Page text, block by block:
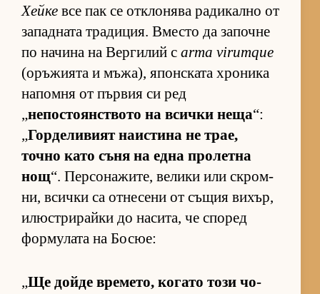
Хейке все пак се от­к­ло­нява ра­ди­кално от
за­пад­ната тра­ди­ция. Вместо да за­почне
по на­чина на Вер­ги­лий с arma virumque
(о­ръ­жи­ята и мъ­жа), япон­с­ката хро­ника
на­помня от пър­вия си ред
„не­пос­то­ян­с­т­вото на всички неща“:
„Гор­де­ли­вият на­ис­тина не трае,
точно като съня на една про­летна
нощ“. Пер­со­на­жи­те, ве­лики или скром­
ни, всички са от­не­сени от съ­щия ви­хър,
илюс­т­ри­райки до на­си­та, че спо­ред
фор­му­лата на Бо­сюе:
„Ще дойде вре­ме­то, ко­гато този чо­